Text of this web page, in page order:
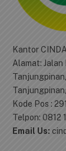
Kantor
Alamat: Jalan
Kode Pos :
Telpon: 0812
Email Us: